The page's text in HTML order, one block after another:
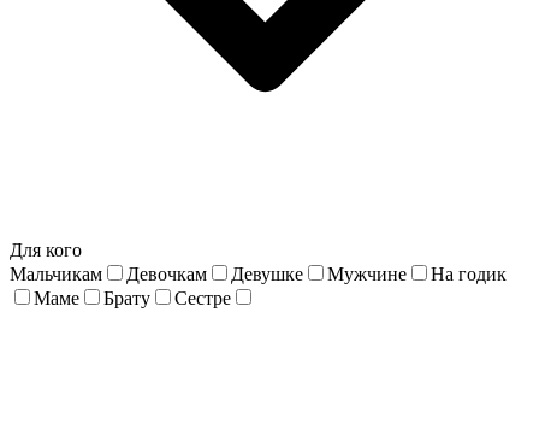
Для кого
Мальчикам
Девочкам Девушке Мужчине
На годик
Маме
Брату Сестре